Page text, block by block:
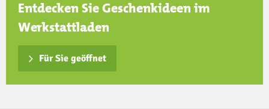
Entdecken Sie Geschenkideen im
Werkstattladen
Für Sie geöffnet